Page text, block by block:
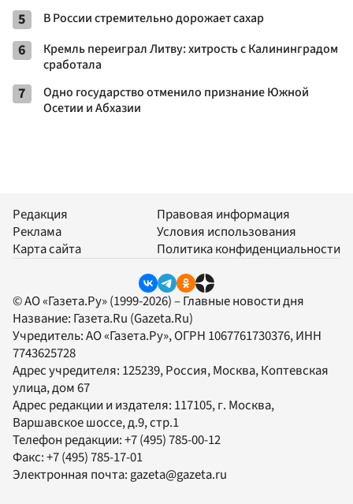
5 В России стремительно дорожает сахар
6
Кремль переиграл Литву: хитрость с Калининградом
сработала
7
Одно государство отменило признание Южной
Осетии и Абхазии
Редакция
Реклама
Карта сайта
Правовая информация
Условия использования
Политика конфиденциальности
© АО «Газета.Ру» (1999-2026) – Главные новости дня
Название: Газета.Ru (Gazeta.Ru)
Учредитель:АО «Газета.Ру», ОГРН 1067761730376, ИНН
7743625728
Адрес учредителя: 125239, Россия, Москва, Коптевская
улица, дом 67
Адрес редакции и издателя: 117105, г. Москва,
Варшавское шоссе, д.9, стр.1
Телефон редакции:+7 (495) 785-00-12
Факс:+7 (495) 785-17-01
Электронная почта:gazeta@gazeta.ru